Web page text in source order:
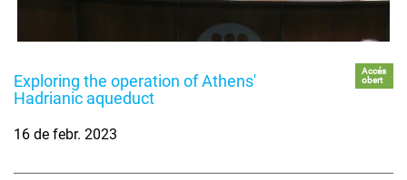
Exploring the operation of Athens'
Hadrianic aqueduct
Accés
obert
16 de febr. 2023